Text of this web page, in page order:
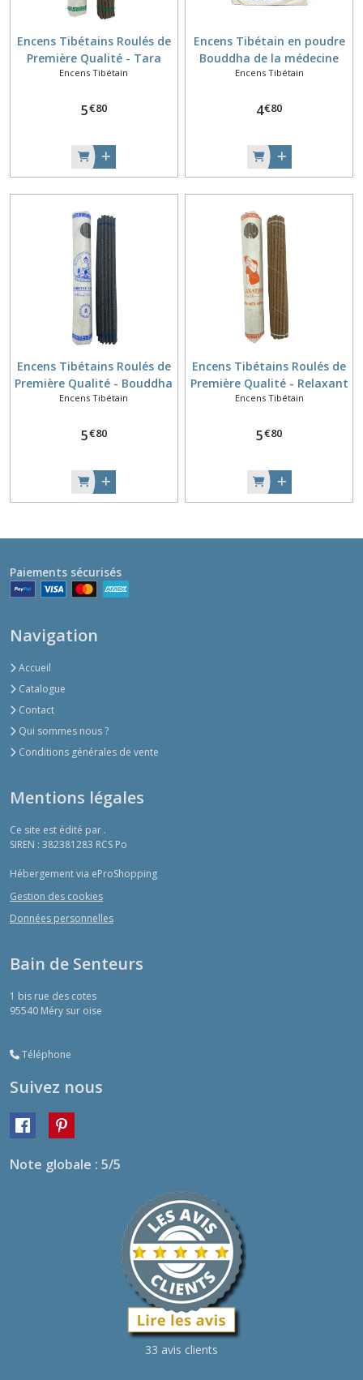
Encens Tibétains Roulés de
Première Qualité - Tara
Verte
Encens Tibétain
5€80
Encens Tibétain en poudre
Bouddha de la médecine
Encens Tibétain
4€80
Encens Tibétains Roulés de
Première Qualité - Bouddha
de la Médecine
Encens Tibétain
5€80
Encens Tibétains Roulés de
Première Qualité - Relaxant
Encens Tibétain
5€80
Paiements sécurisés
Navigation
Accueil
Catalogue
Contact
Qui sommes nous ?
Conditions générales de vente
Mentions légales
Ce site est édité par .
SIREN : 382381283 RCS Po
Hébergement via eProShopping
Gestion des cookies
Données personnelles
Bain de Senteurs
1 bis rue des cotes
95540 Méry sur oise
Téléphone
Suivez nous
Note globale : 5/5
33 avis clients